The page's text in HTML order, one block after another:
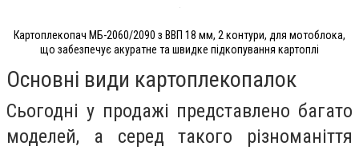
Картоплекопач МБ-2060/2090 з ВВП 18 мм, 2 контури, для мотоблока,
що забезпечує акуратне та швидке підкопування картоплі
Основні види картоплекопалок
Сьогодні у продажі представлено багато
моделей, а серед такого різноманіття